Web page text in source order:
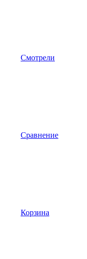
Смотрели
Сравнение
Корзина